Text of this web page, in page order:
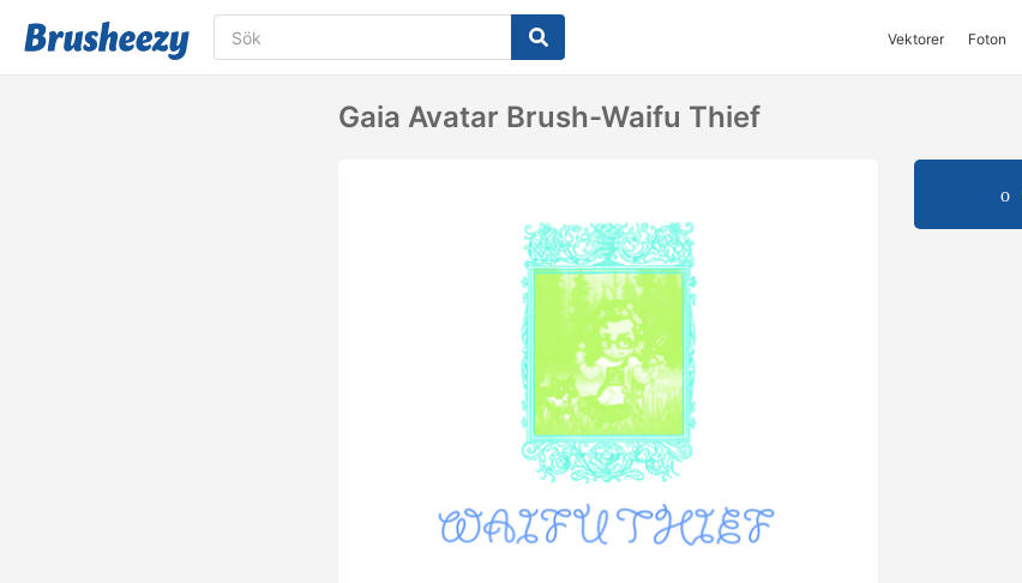
Vektorer Foton
Gaia Avatar Brush-Waifu Thief